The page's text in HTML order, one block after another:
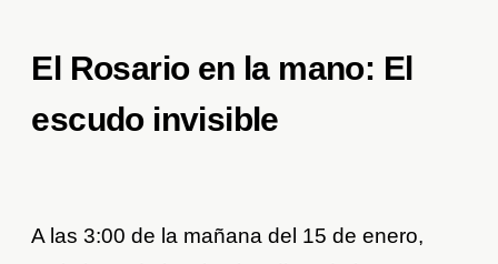
El Rosario en la mano: El
escudo invisible
A las 3:00 de la mañana del 15 de enero,